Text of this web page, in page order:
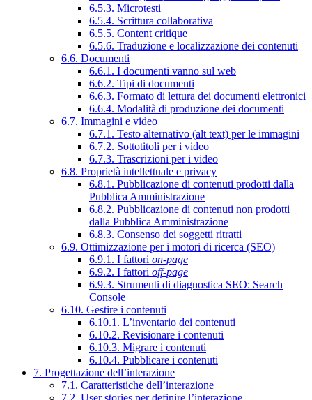
6.5.3. Microtesti
6.5.4. Scrittura collaborativa
6.5.5. Content critique
6.5.6. Traduzione e localizzazione dei contenuti
6.6. Documenti
6.6.1. I documenti vanno sul web
6.6.2. Tipi di documenti
6.6.3. Formato di lettura dei documenti elettronici
6.6.4. Modalità di produzione dei documenti
6.7. Immagini e video
6.7.1. Testo alternativo (alt text) per le immagini
6.7.2. Sottotitoli per i video
6.7.3. Trascrizioni per i video
6.8. Proprietà intellettuale e privacy
6.8.1. Pubblicazione di contenuti prodotti dalla
Pubblica Amministrazione
6.8.2. Pubblicazione di contenuti non prodotti
dalla Pubblica Amministrazione
6.8.3. Consenso dei soggetti ritratti
6.9. Ottimizzazione per i motori di ricerca (SEO)
6.9.1. I fattori on-page
6.9.2. I fattori off-page
6.9.3. Strumenti di diagnostica SEO: Search
Console
6.10. Gestire i contenuti
6.10.1. L’inventario dei contenuti
6.10.2. Revisionare i contenuti
6.10.3. Migrare i contenuti
6.10.4. Pubblicare i contenuti
7. Progettazione dell’interazione
7.1. Caratteristiche dell’interazione
7.2. User stories per definire l’interazione